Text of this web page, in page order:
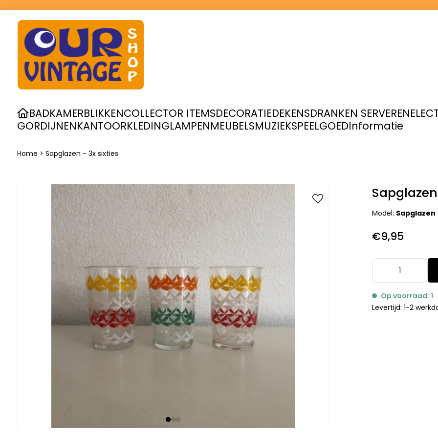
BADKAMERBLIKKENCOLLECTOR ITEMSDECORATIEDEKENSDRANKEN SERVEREN
GORDIJNENKANTOORKLEDINGLAMPENMEUBELSMUZIEKSPEELGOEDInformatie
Home > Sapglazen - 3x sixties
Model: Sapglazen
€9,95
Op voorraad: 1
Levertijd: 1-2